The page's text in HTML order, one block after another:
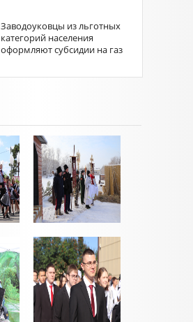
Заводоуковцы из льготных
категорий населения
оформляют субсидии на газ